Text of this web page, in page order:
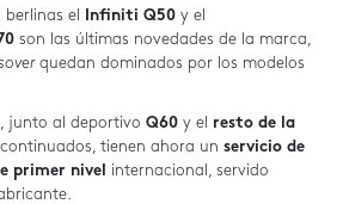
berlinas el Infiniti Q50y el
son las últimas novedades de la marca,
quedan dominados por los modelos
junto al deportivo Q60y el
resto de la
tienen ahora un servicio de
primer nivel
internacional, servido